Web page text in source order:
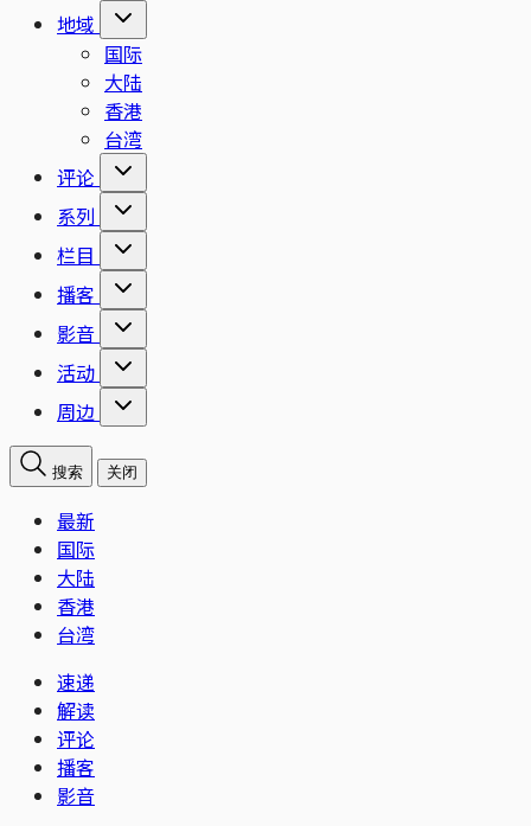
地域
国际
大陆
香港
台湾
评论
系列
栏目
播客
影音
活动
周边
搜索 关闭
最新
国际
大陆
香港
台湾
速递
解读
评论
播客
影音